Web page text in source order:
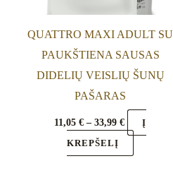
QUATTRO MAXI ADULT SU
PAUKŠTIENA SAUSAS
DIDELIŲ VEISLIŲ ŠUNŲ
PAŠARAS
11,05€ – 33,99€
Į
KREPŠELĮ
chosen
on
the
product